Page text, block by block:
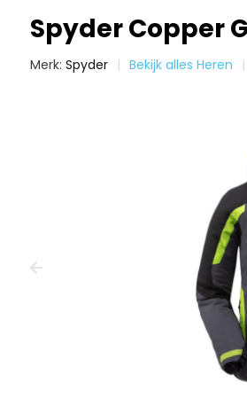
Spyder Copper
Merk: Spyder Bekijk alles Heren